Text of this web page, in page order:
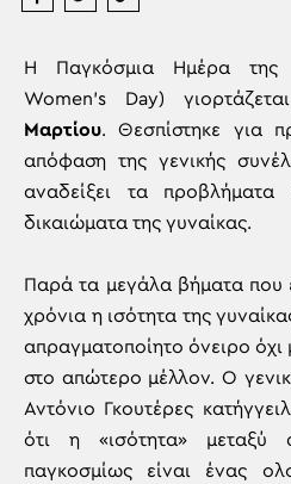
Η Παγκόσμια Ημέρα της
Women’s Day)
Μαρτίου. Θεσπίστηκε για
απόφαση της γενικής
αναδείξει τα
δικαιώματα της γυναίκας.
Παρά τα μεγάλα βήματα που
χρόνια η ισότητα της
απραγματοποίητο όνειρο
στο απώτερο μέλλον. Ο
Αντόνιο Γκουτέρες
ότι η «ισότητα» μεταξύ
παγκοσμίως είναι ένας